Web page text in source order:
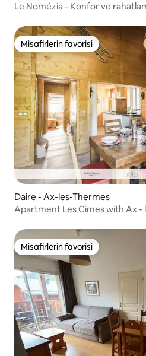
Le Nomézia - Konfor ve
Misafirlerin favorisi
Misafirlerin favorisi
Daire - Ax-les-Thermes
Apartment Les Cimes with Ax -
Misafirlerin favorisi
Misafirlerin favorisi